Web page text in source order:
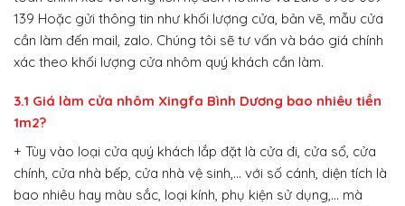
139 Hoặc gửi thông tin như khối lượng cửa, bản vẽ, mẫu cửa
cần làm đến mail, zalo. Chúng tôi sẽ tư vấn và báo giá chính
xác theo khối lượng cửa nhôm quý khách cần làm.
3.1 Giá làm cửa nhôm Xingfa Bình Dương bao nhiêu tiền
1m2?
+ Tùy vào loại cửa quý khách lắp đặt là cửa đi, cửa sổ, cửa
chính, cửa nhà bếp, cửa nhà vệ sinh,… với số cánh, diện tích là
bao nhiêu hay màu sắc, loại kính, phụ kiện sử dụng,… mà